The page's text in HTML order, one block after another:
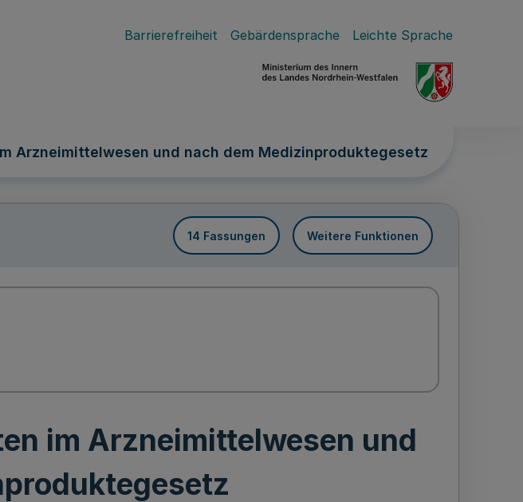
Barrierefreiheit Gebärdensprache Leichte Sprache
Arzneimittelwesen und nach dem Medizinproduktegesetz
14 Fassungen Weitere Funktionen
im Arzneimittelwesen und